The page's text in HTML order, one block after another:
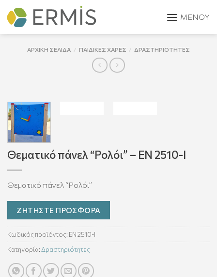
to
content
ΑΡΧΙΚΉ ΣΕΛΊΔΑ / ΠΑΙΔΙΚΈΣ ΧΑΡΈΣ / ΔΡΑΣΤΗΡΙΌΤΗΤΕΣ
Θεματικό πάνελ “Ρολόι” – ΕΝ 2510-Ι
Θεματικό πάνελ “Ρολόι”
ΖΗΤΗΣΤΕ ΠΡΟΣΦΟΡΑ
Κωδικός προϊόντος: ΕΝ 2510-Ι
Κατηγορία:Δραστηριότητες